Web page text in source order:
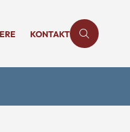
KONTAKT